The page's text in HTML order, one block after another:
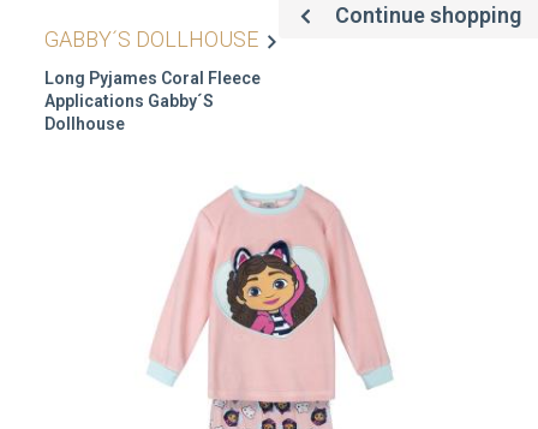
GABBY´S DOLLHOUSE
Long Pyjames Coral Fleece
Applications Gabby´s
Dollhouse
Continue shopping